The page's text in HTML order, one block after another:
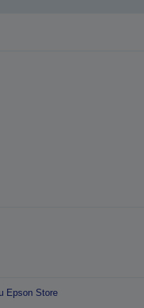
Epson Store